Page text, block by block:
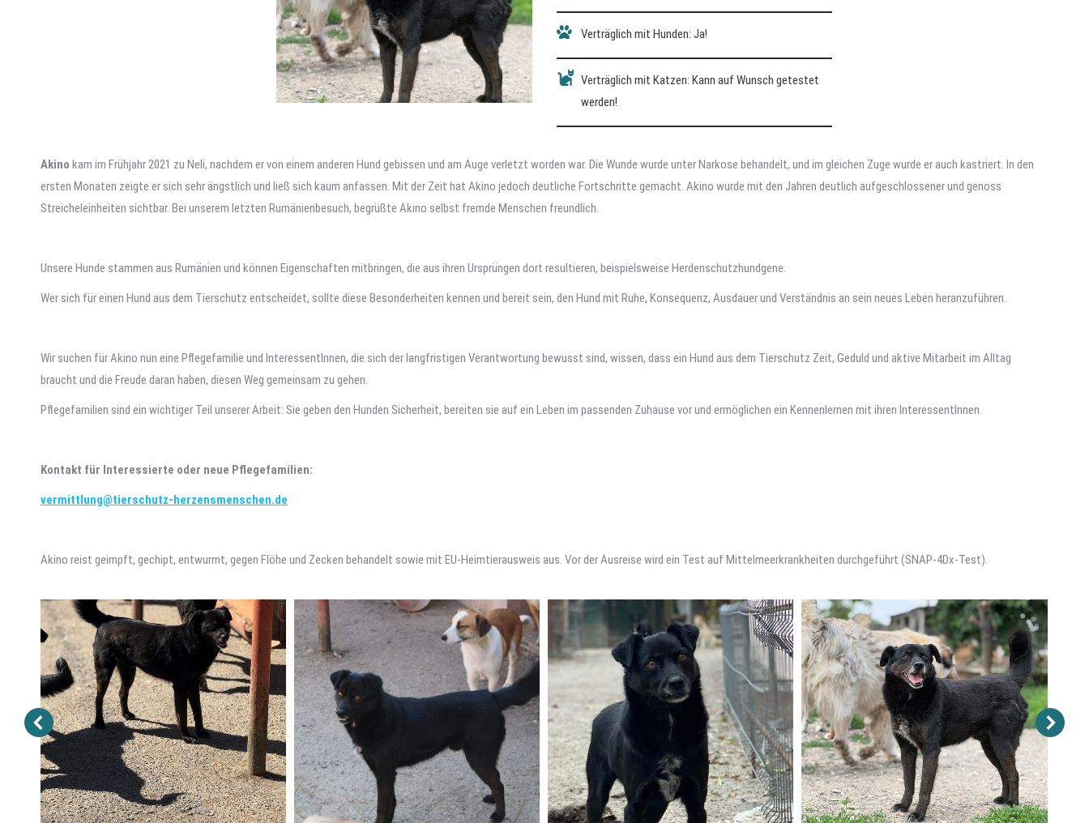
Verträglich mit Hunden: Ja!
Verträglich mit Katzen: Kann auf Wunsch getestet
werden!
Akino kam im Frühjahr 2021 zu Neli, nachdem er von einem anderen Hund gebissen und am Auge verletzt worden war. Die Wunde wurde unter Narkose behandelt, und im gleichen Zuge wurde er auch kastriert. In den
ersten Monaten zeigte er sich sehr ängstlich und ließ sich kaum anfassen. Mit der Zeit hat Akino jedoch deutliche Fortschritte gemacht. Akino wurde mit den Jahren deutlich aufgeschlossener und genoss
Streicheleinheiten sichtbar. Bei unserem letzten Rumänienbesuch, begrüßte Akino selbst fremde Menschen freundlich.
Unsere Hunde stammen aus Rumänien und können Eigenschaften mitbringen, die aus ihren Ursprüngen dort resultieren, beispielsweise Herdenschutzhundgene.
Wer sich für einen Hund aus dem Tierschutz entscheidet, sollte diese Besonderheiten kennen und bereit sein, den Hund mit Ruhe, Konsequenz, Ausdauer und Verständnis an sein neues Leben heranzuführen.
Wir suchen für Akino nun eine Pflegefamilie und InteressentInnen, die sich der langfristigen Verantwortung bewusst sind, wissen, dass ein Hund aus dem Tierschutz Zeit, Geduld und aktive Mitarbeit im Alltag
braucht und die Freude daran haben, diesen Weg gemeinsam zu gehen.
Pflegefamilien sind ein wichtiger Teil unserer Arbeit: Sie geben den Hunden Sicherheit, bereiten sie auf ein Leben im passenden Zuhause vor und ermöglichen ein Kennenlernen mit ihren InteressentInnen.
Kontakt für Interessierte oder neue Pflegefamilien:
vermittlung@tierschutz-herzensmenschen.de
Akino reist geimpft, gechipt, entwurmt, gegen Flöhe und Zecken behandelt sowie mit EU-Heimtierausweis aus. Vor der Ausreise wird ein Test auf Mittelmeerkrankheiten durchgeführt (SNAP-4Dx-Test).